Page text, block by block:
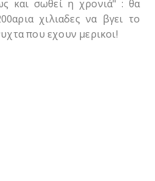
και σωθεί η χρονιά" : θα
χιλιαδες να βγει το
που εχουν μερικοι!